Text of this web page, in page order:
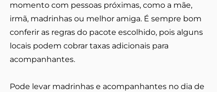
momento com pessoas próximas, como a mãe,
irmã, madrinhas ou melhor amiga. É sempre bom
conferir as regras do pacote escolhido, pois alguns
locais podem cobrar taxas adicionais para
acompanhantes.
Pode levar madrinhas e acompanhantes no dia de